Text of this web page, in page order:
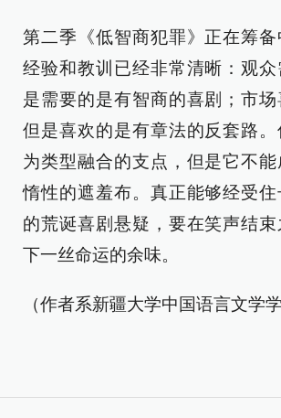
第二季《低智商犯罪》正在筹
经验和教训已经非常清晰：观
是需要的是有智商的喜剧；市场
但是喜欢的是有章法的反套路
为类型融合的支点，但是它不
惰性的遮羞布。真正能够经受
的荒诞喜剧悬疑，要在笑声结
下一丝命运的余味。
（作者系新疆大学中国语言文学